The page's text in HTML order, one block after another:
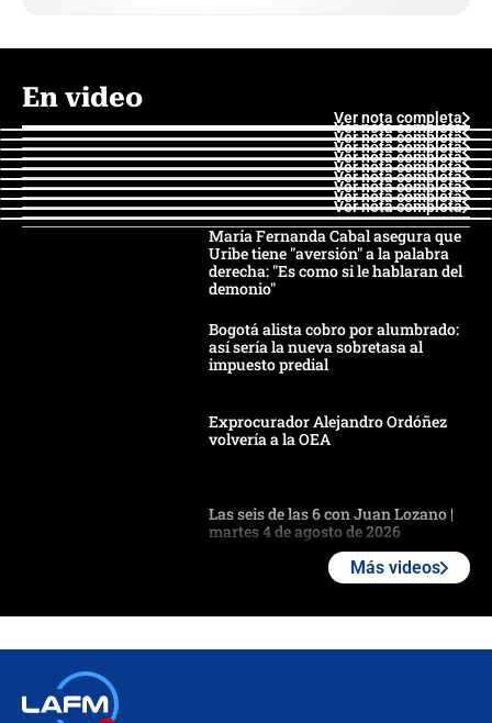
En video
Ver nota completa
Ver nota completa
Ver nota completa
Ver nota completa
Ver nota completa
Ver nota completa
Ver nota completa
Ver nota completa
Ver nota completa
Ver nota completa
María Fernanda Cabal asegura que
Uribe tiene "aversión" a la palabra
derecha: "Es como si le hablaran del
demonio"
Bogotá alista cobro por alumbrado:
así sería la nueva sobretasa al
impuesto predial
Exprocurador Alejandro Ordóñez
volvería a la OEA
Las seis de las 6 con Juan Lozano |
martes 4 de agosto de 2026
Más videos